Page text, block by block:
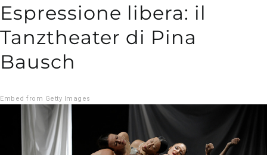
Espressione libera: il
Tanztheater di Pina
Bausch
Embed from Getty Images